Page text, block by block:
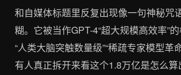
和自媒体标题里反复出现像一句神秘咒
糊。它被当作GPT-4“超大规模高效率”
“人类大脑突触数量级”“稀疏专家模型革
有人真正拆开来看这个1.8万亿是怎么